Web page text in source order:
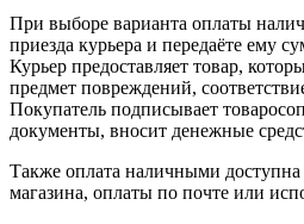
При выборе варианта оплаты
приезда курьера и передаёте ему
Курьер предоставляет товар,
предмет повреждений,
Покупатель подписывает
документы, вносит денежные
Также оплата наличными
магазина, оплаты по почте или